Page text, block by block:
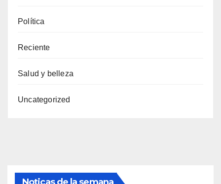
Política
Reciente
Salud y belleza
Uncategorized